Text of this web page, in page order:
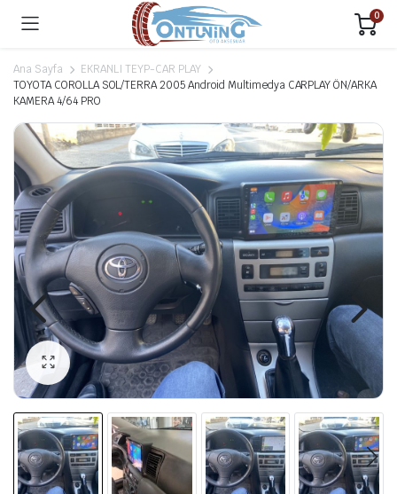
0
Ana Sayfa
EKRANLI TEYP-CAR PLAY
TOYOTA COROLLA SOL/TERRA 2005 Android Multimedya CARPLAY ÖN/ARKA
KAMERA 4/64 PRO